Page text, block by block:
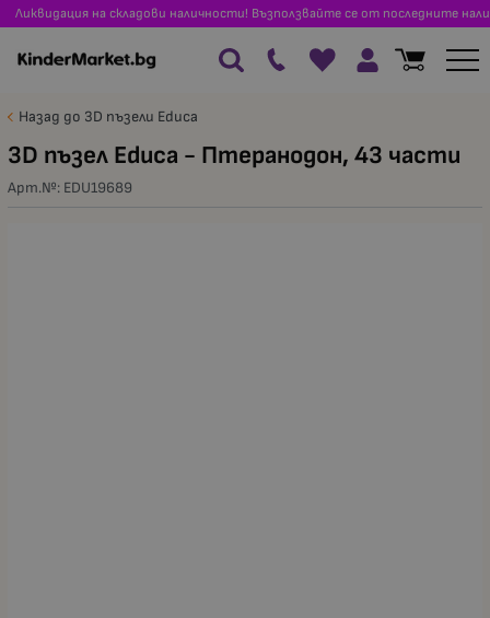
Ликвидация на складови наличности! Възползвайте се от последните
Назад до 3D пъзели Educa
3D пъзел Educa - Птеранодон, 43 части
Арт.№: EDU19689